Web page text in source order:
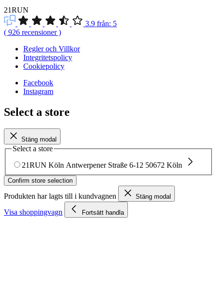
21RUN
3.9 från: 5
( 926 recensioner)
Regler och Villkor
Integritetspolicy
Cookiepolicy
Facebook
Instagram
Select a store
Stäng modal
Select a store
21RUN Köln Antwerpener Straße 6-12 50672 Köln
Confirm store selection
Produkten har lagts till i kundvagnen Stäng modal
Visa shoppingvagn Fortsätt handla